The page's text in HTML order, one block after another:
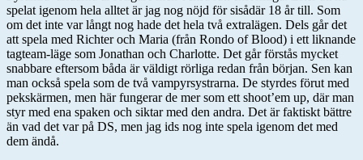
spelat igenom hela alltet är jag nog nöjd för sisådär 18 år till. Som
om det inte var långt nog hade det hela två extralägen. Dels går det
att spela med Richter och Maria (från Rondo of Blood) i ett liknande
tagteam-läge som Jonathan och Charlotte. Det går förstås mycket
snabbare eftersom båda är väldigt rörliga redan från början. Sen kan
man också spela som de två vampyrsystrarna. De styrdes förut med
pekskärmen, men här fungerar de mer som ett shoot’em up, där man
styr med ena spaken och siktar med den andra. Det är faktiskt bättre
än vad det var på DS, men jag ids nog inte spela igenom det med
dem ändå.